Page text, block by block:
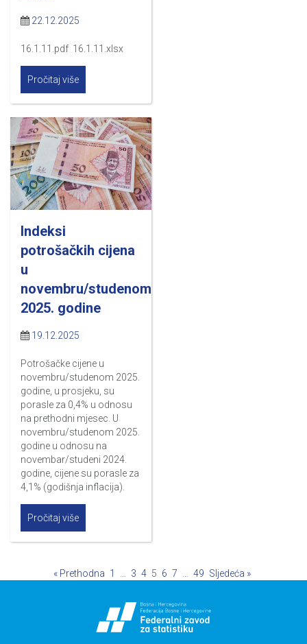
22.12.2025
16.1.11.pdf 16.1.11.xlsx
Pročitaj više
Indeksi
potrošačkih cijena
u
novembru/studenom
2025. godine
19.12.2025
Potrošačke cijene u
novembru/studenom 2025.
godine, u prosjeku, su
porasle za 0,4% u odnosu
na prethodni mjesec. U
novembru/studenom 2025.
godine u odnosu na
novembar/studeni 2024.
godine, cijene su porasle za
4,1% (godišnja inflacija).
Pročitaj više
« Prethodna 1 3 4 5 6 7 49 Sljedeća »